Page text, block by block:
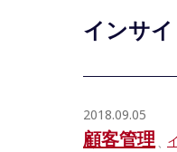
インサ
2018.09.05
顧客管理